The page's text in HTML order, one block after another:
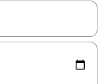
navega con las